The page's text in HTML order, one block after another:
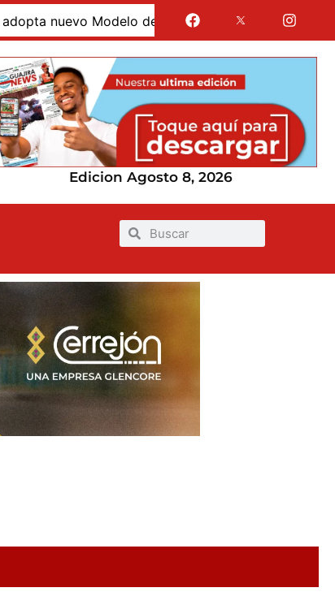
Modelo de Atención Integral en La Guajira
Edicion Agosto 8, 2026